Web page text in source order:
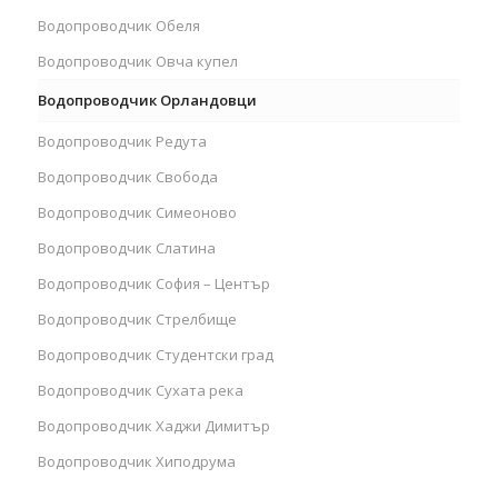
Водопроводчик Обеля
Водопроводчик Овча купел
Водопроводчик Орландовци
Водопроводчик Редута
Водопроводчик Свобода
Водопроводчик Симеоново
Водопроводчик Слатина
Водопроводчик София – Център
Водопроводчик Стрелбище
Водопроводчик Студентски град
Водопроводчик Сухата река
Водопроводчик Хаджи Димитър
Водопроводчик Хиподрума